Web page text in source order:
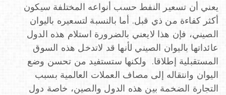
يعني أن تسعير النفط حسب أنواعه المختلفة سيكون
أكثر كفاءة من ذي قبل. أما بالنسبة لتسعيره باليوان
الصيني، فإن هذا لايعني بالضرورة استلام هذه الدول
عائداتها باليوان الصيني لأنها قد لاتدخل هذه السوق
المستقبلية إطلاقا. ولكنها ستستفيد من تحسن وضع
اليوان وانتقاله إلى مصاف العملات العالمية بسبب
التجارة الضخمة بين هذه الدول والصين، خاصة دول